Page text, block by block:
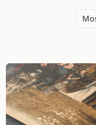
conferisce
bellezza e la creatività
soprattutto dei tuoi
Con lastampa su legno,
verranno risaltate,
realistica possibile: il